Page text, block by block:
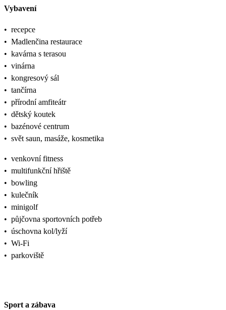
Vybavení
• recepce
• Madlenčina restaurace
• kavárna s terasou
• vinárna
• kongresový sál
• tančírna
• přírodní amfiteátr
• dětský koutek
• bazénové centrum
• svět saun, masáže, kosmetika
• venkovní fitness
• multifunkční hřiště
• bowling
• kulečník
• minigolf
• půjčovna sportovních potřeb
• úschovna kol/lyží
• Wi-Fi
• parkoviště
Sport a zábava